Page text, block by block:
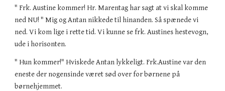
" Frk. Austine kommer! Hr. Marentag har sagt at vi skal komme
ned NU! " Mig og Antan nikkede til hinanden. Så spænede vi
ned. Vi kom lige i rette tid. Vi kunne se frk. Austines hestevogn,
ude i horisonten.
" Hun kommer!" Hviskede Antan lykkeligt. Frk.Austine var den
eneste der nogensinde været sød over for børnene på
børnehjemmet.